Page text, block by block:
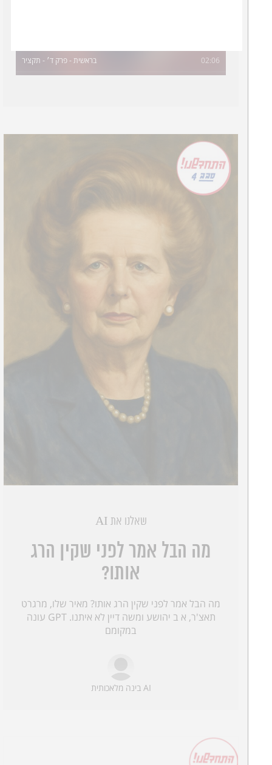
שאלנו את AI
מה הבל אמר לפני שקין הרג
אותו?
מה הבל אמר לפני שקין הרג אותו? מאיר שלו, מרגרט
תאצ'ר, א ב יהושע ומשה דיין לא איתנו. GPT עונה
במקומם
AI בינה מלאכותית